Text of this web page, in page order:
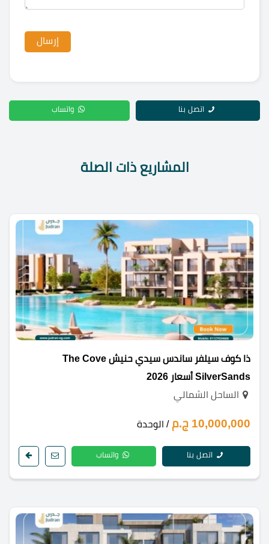
اتصل بنا واتساب
المشاريع ذات الصلة
ذا كوف سيلفر ساندس سيدي حنيش The Cove
SilverSands أسعار 2026
الساحل الشمالي
10,000,000 ج.م / الوحدة
اتصل بنا واتساب